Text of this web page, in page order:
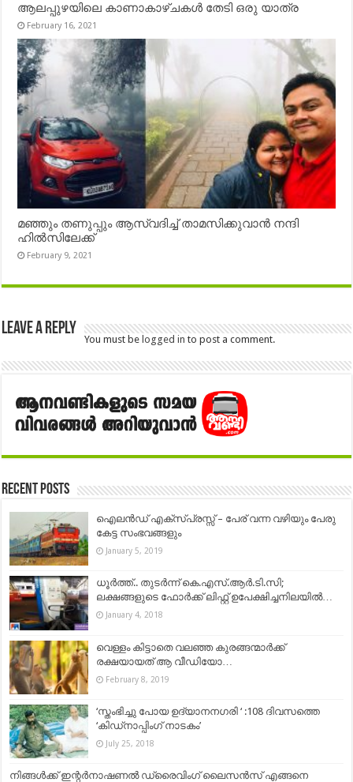
ആലപ്പുഴയിലെ കാണാകാഴ്ചകൾ തേടി ഒരു യാത്ര
February 16, 2021
മഞ്ഞും തണുപ്പും ആസ്വദിച്ച് താമസിക്കുവാൻ നന്ദി
ഹിൽസിലേക്ക്
February 9, 2021
Leave a Reply
You must be logged in to post a comment.
Recent Posts
ഐലൻഡ് എക്സ്പ്രസ്സ് – പേര് വന്ന വഴിയും പേരു
കേട്ട സംഭവങ്ങളും
January 5, 2019
ധൂര്‍ത്ത്.. തുടർന്ന് കെ.എസ്.ആര്‍.ടി.സി;
ലക്ഷങ്ങളുടെ ഫോര്‍ക്ക് ലിഫ്റ്റ് ഉപേക്ഷിച്ചനിലയില്‍…
January 4, 2018
വെള്ളം കിട്ടാതെ വലഞ്ഞ കുരങ്ങന്മാർക്ക്
രക്ഷയായത് ആ വീഡിയോ…
February 8, 2019
‘സ്തംഭിച്ചു പോയ ഉദ്യാനനഗരി ‘ :108 ദിവസത്തെ
‘കിഡ്നാപ്പിംഗ് നാടകം’
July 25, 2018
നിങ്ങള്‍ക്ക് ഇന്റർനാഷണൽ ഡ്രൈവിംഗ് ലൈസൻസ് എങ്ങനെ